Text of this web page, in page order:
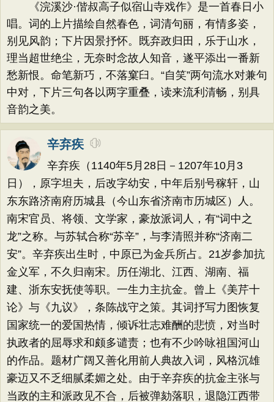
《浣溪沙·偕叔高子似宿山寺戏作》是一首春日小
唱。词的上片描绘自然春色，词清句丽，有情多姿，
别见风韵；下片因景抒怀。既弃政归田，乐于山水，
理当超世绝尘，无奈时念故人知音，遂平添出一番新
愁新恨。命笔新巧，不落窠臼。“自笑”两句流水对兼句
中对，下片三句各以两字重叠，读来流利清畅，别具
音韵之美。
辛弃疾
辛弃疾（1140年5月28日－1207年10月3
日），原字坦夫，后改字幼安，中年后别号稼轩，山
东东路济南府历城县（今山东省济南市历城区）人。
南宋官员、将领、文学家，豪放派词人，有“词中之
龙”之称。与苏轼合称“苏辛”，与李清照并称“济南二
安”。辛弃疾出生时，中原已为金兵所占。21岁参加抗
金义军，不久归南宋。历任湖北、江西、湖南、福
建、浙东安抚使等职。一生力主抗金。曾上《美芹十
论》与《九议》，条陈战守之策。其词抒写力图恢复
国家统一的爱国热情，倾诉壮志难酬的悲愤，对当时
执政者的屈辱求和颇多谴责；也有不少吟咏祖国河山
的作品。题材广阔又善化用前人典故入词，风格沉雄
豪迈又不乏细腻柔媚之处。由于辛弃疾的抗金主张与
当政的主和派政见不合，后被弹劾落职，退隐江西带